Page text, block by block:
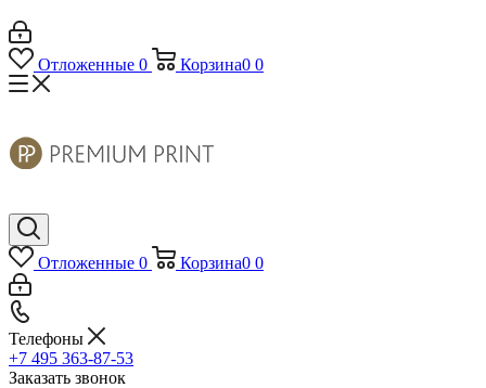
Отложенные 0 Корзина0 0
Отложенные 0 Корзина0 0
Телефоны
+7 495 363-87-53
Заказать звонок